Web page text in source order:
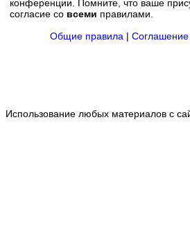
конференции. Помните, что ваше
согласие со всеми правилами.
Общие правила | Соглашение
Использование любых материалов с